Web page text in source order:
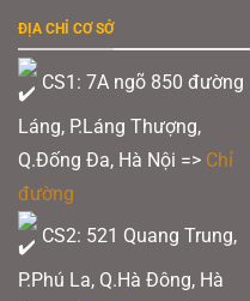
ĐỊA CHỈ CƠ SỞ
CS1: 7A ngõ 850 đường
Láng, P.Láng Thượng,
Q.Đống Đa, Hà Nội => Chỉ
đường
CS2: 521 Quang Trung,
P.Phú La, Q.Hà Đông, Hà